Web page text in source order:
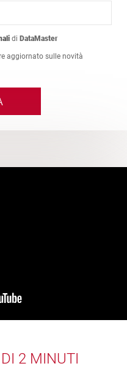
di DataMaster
aggiornato sulle novità
2 MINUTI